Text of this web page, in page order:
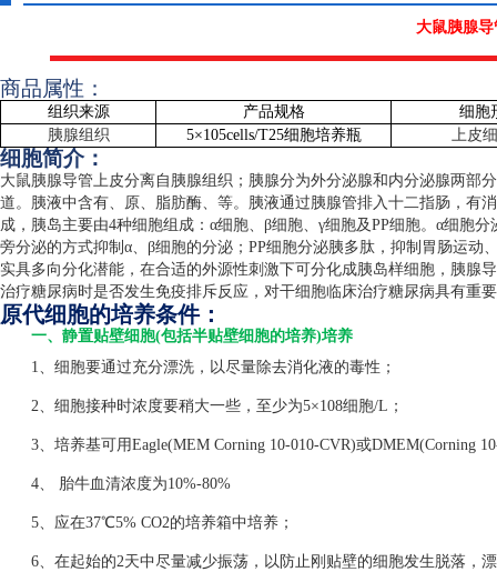
大鼠胰腺
商品属性：
组织来源 产品规格
细胞
胰腺组织
5×105cells/T25细胞培养瓶 上皮
细胞简介：
大鼠胰腺导管上皮分离自胰腺组织；胰腺分为外分泌腺和内分泌腺两部
道。胰液中含有、原、脂肪酶、等。胰液通过胰腺管排入十二指肠，
成，胰岛主要由4种细胞组成：α细胞、β细胞、γ细胞及PP细胞。α细胞分
旁分泌的方式抑制α、β细胞的分泌； PP细胞分泌胰多肽，抑制胃肠运动
实具多向分化潜能，在合适的外源性刺激下可分化成胰岛样细胞，胰腺
治疗糖尿病时是否发生免疫排斥反应，对干细胞临床治疗糖尿病具有重
原代细胞的培养条件：
一、静置贴壁细胞(包括半贴壁细胞的培养)培养
1、细胞要通过充分漂洗，以尽量除去消化液的毒性；
2、细胞接种时浓度要稍大一些，至少为5×108细胞/L；
3、培养基可用Eagle(MEM Corning 10-010-CVR)或DMEM(Corning
4、 胎牛血清浓度为10%-80%
5、应在37℃5% CO2的培养箱中培养；
6、在起始的2天中尽量减少振荡，以防止刚贴壁的细胞发生脱落，